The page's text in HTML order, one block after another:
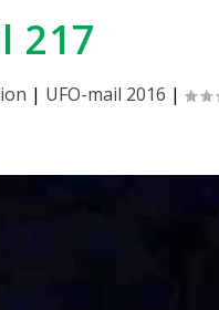
217
| UFO-mail 2016 |